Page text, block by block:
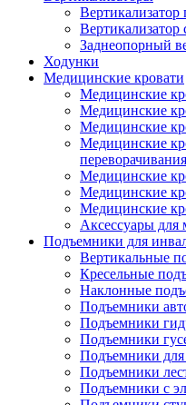
Вертикализатор
Заднеопорный
Ходунки
Медицинские кровати
Медицинские
Медицинские
Медицинские
Медицинские
Медицинские
Медицинские
Медицинские
Аксессуары для
Подъемники для
Вертикальные
Кресельные
Наклонные
Подъемники
Подъемники
Подъемники
Подъемники для
Подъемники
Подъемники с